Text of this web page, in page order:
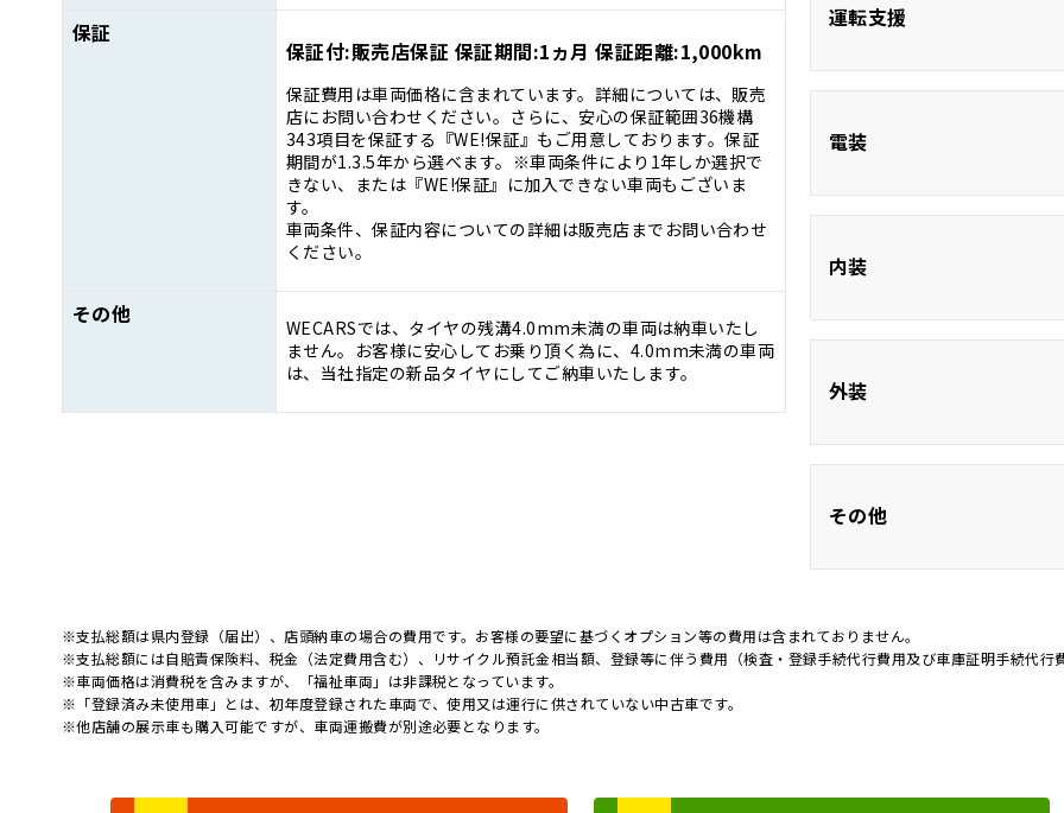
保証
保証付:販売店保証 保証期間:1ヵ月 保証距離:1,000km
保証費用は車両価格に含まれています。詳細については、販売
店にお問い合わせください。さらに、安心の保証範囲36機構
343項目を保証する『WE!保証』もご用意しております。保証
期間が1.3.5年から選べます。※車両条件により1年しか選択で
きない、または『WE!保証』に加入できない車両もございま
す。
車両条件、保証内容についての詳細は販売店までお問い合わせ
ください。
その他
WECARSでは、タイヤの残溝4.0mm未満の車両は納車いたし
ません。お客様に安心してお乗り頂く為に、4.0mm未満の車両
は、当社指定の新品タイヤにしてご納車いたします。
衝突被害軽減シ
運転支援
電装
Bluetooth接
内装
外装
その他
※支払総額は県内登録（届出）、店頭納車の場合の費用です。お客様の要望に基づくオプション等の費用は含まれておりません。
※支払総額には自賠責保険料、税金（法定費用含む）、リサイクル預託金相当額、登録等に伴う費用（検査・登録手続代行費用及び車庫証明手続代行
※車両価格は消費税を含みますが、「福祉車両」は非課税となっています。
※「登録済み未使用車」とは、初年度登録された車両で、使用又は運行に供されていない中古車です。
※他店舗の展示車も購入可能ですが、車両運搬費が別途必要となります。